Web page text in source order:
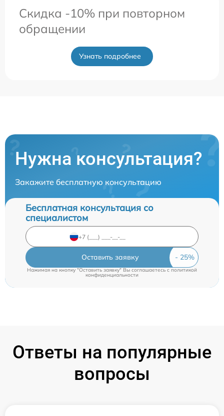
Скидка -10% при повторном
обращении
Узнать подробнее
Нужна консультация?
Закажите бесплатную консультацию
Бесплатная консультация со
специалистом
Оставить заявку
Нажимая на кнопку "Оставить заявку" Вы соглашаетесь c политикой
конфиденциальности
Ответы на популярные
вопросы